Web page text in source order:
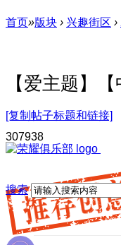
搜索
首页»版块 › 兴趣街区 ›
【爱主题】
[复制帖子标题和链接]
307938